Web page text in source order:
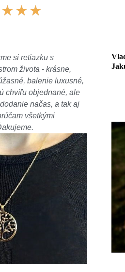
★★★
Veľmi krásny, prepracovaný šperk a
naviac perfektný prístup predajcu.
Bonus prekrásne balenie s
darčekom. Odporúčam pre každého
kto sa rozhoduje o zakúpení šperku
cez eshop.